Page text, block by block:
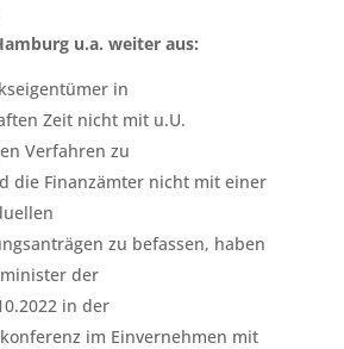
u.a. weiter aus:
in
Zeit nicht mit u.U.
Verfahren zu
die Finanzämter nicht mit einer
zu befassen, haben
der
in der
im Einvernehmen mit